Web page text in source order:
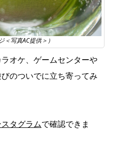
＜写真AC提供＞）
オケ、ゲームセンターや
のついでに立ち寄ってみ
タグラムで確認できま